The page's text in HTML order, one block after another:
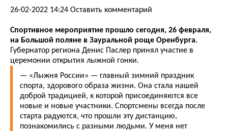
26-02-2022 14:24 Оставить комментарий
Спортивное мероприятие прошло сегодня, 26 февраля,
на Большой поляне в Зауральной роще Оренбурга.
Губернатор региона Денис Паслер принял участие в
церемонии открытия лыжной гонки.
— «Лыжня России» — главный зимний праздник
спорта, здорового образа жизни. Она стала нашей
доброй традицией, к которой присоединяются все
новые и новые участники. Спортсмены всегда после
старта радуются, что прошли эту дистанцию,
познакомились с разными людьми. У меня нет